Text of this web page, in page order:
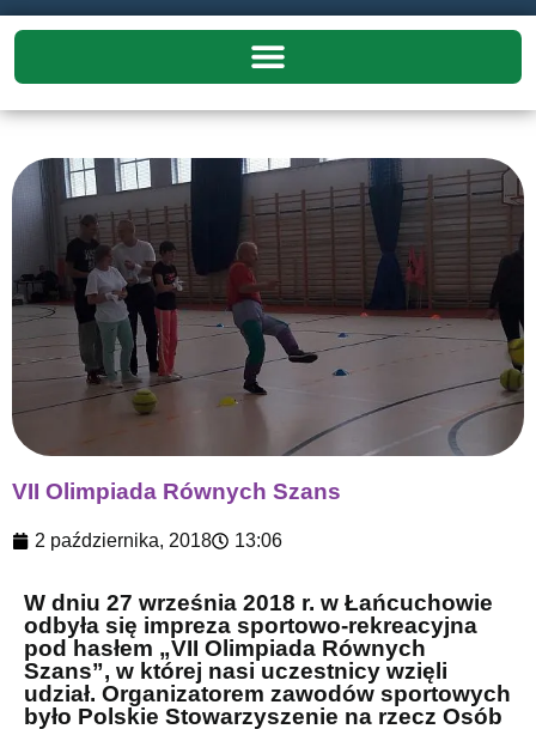
VII Olimpiada Równych Szans
2 października, 2018 13:06
W dniu 27 września 2018 r. w Łańcuchowie
odbyła się impreza sportowo-rekreacyjna
pod hasłem „VII Olimpiada Równych
Szans”, w której nasi uczestnicy wzięli
udział. Organizatorem zawodów sportowych
było Polskie Stowarzyszenie na rzecz Osób